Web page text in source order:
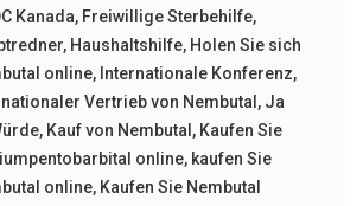
Kanada, Freiwillige Sterbehilfe,
, Haushaltshilfe, Holen Sie sich
online, Internationale Konferenz,
Vertrieb von Nembutal , Ja
, Kauf von Nembutal , Kaufen Sie
online, kaufen Sie
online, Kaufen Sie Nembutal